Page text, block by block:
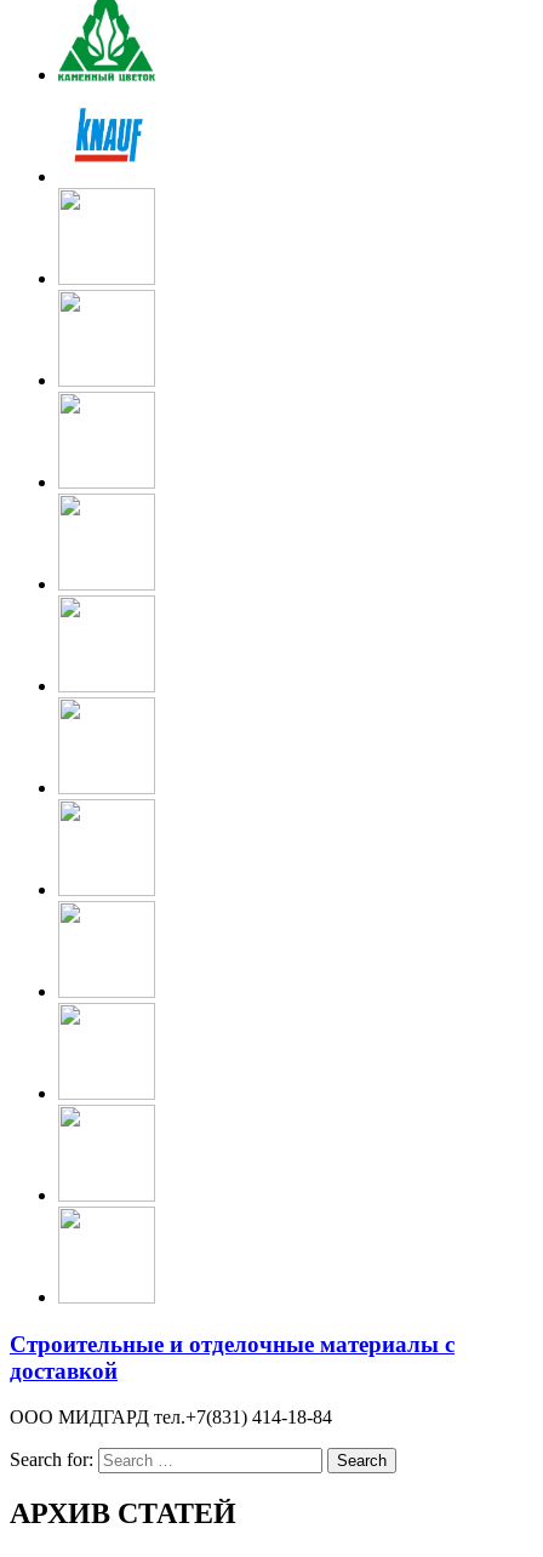
Строительные и отделочные материалы с
доставкой
ООО МИДГАРД тел.+7(831) 414-18-84
Search for:
АРХИВ СТАТЕЙ